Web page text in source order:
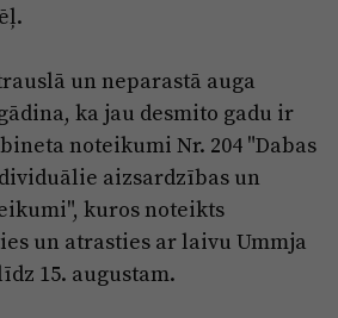
un neparastā auga
ka jau desmito gadu ir
noteikumi Nr. 204 "Dabas
aizsardzības un
kuros noteikts
un atrasties ar laivu Ummja
15. augustam.